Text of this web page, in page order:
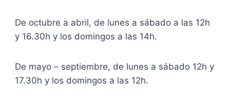
De octubre a abril, de lunes a sábado a las 12h
y 16.30h y los domingos a las 14h.
De mayo – septiembre, de lunes a sábado 12h y
17.30h y los domingos a las 12h.